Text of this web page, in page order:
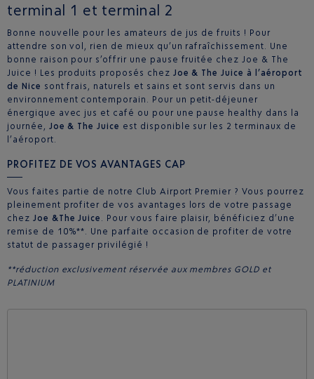
terminal 1 et terminal 2
Bonne nouvelle pour les amateurs de jus de fruits ! Pour
attendre son vol, rien de mieux qu’un rafraîchissement. Une
bonne raison pour s’offrir une pause fruitée chez Joe & The
Juice ! Les produits proposés chez Joe & The Juice à l’aéroport
de Nice sont frais, naturels et sains et sont servis dans un
environnement contemporain. Pour un petit-déjeuner
énergique avec jus et café ou pour une pause healthy dans la
journée,
Joe & The Juice est disponible sur les 2 terminaux de
l’aéroport.
PROFITEZ DE VOS AVANTAGES CAP
Vous faites partie de notre Club Airport Premier ? Vous pourrez
pleinement profiter de vos avantages lors de votre passage
chez Joe &The Juice
. Pour vous faire plaisir, bénéficiez d’une
remise de 10%**. Une parfaite occasion de profiter de votre
statut de passager privilégié !
**réduction exclusivement réservée aux membres GOLD et
PLATINIUM